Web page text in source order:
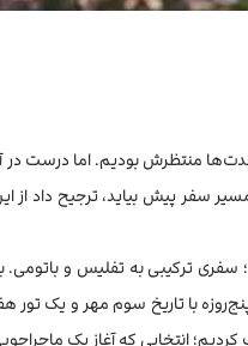
منتظرش بودیم. اما درست در
سفر پیش بیاید، ترجیح داد از
سفری ترکیبی به تفلیس و باتومی.
با تاریخ سوم مهر و یک تور
انتخابی که آغاز یک